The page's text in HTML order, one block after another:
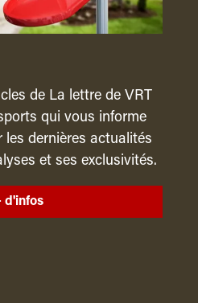
de La lettre de VRT
qui vous informe
les dernières actualités
et ses exclusivités.
d'infos